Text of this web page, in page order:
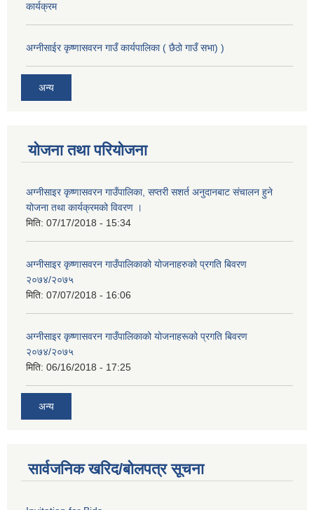
कार्यक्रम
अग्नीसाईर कृष्णासवरन गाउँ कार्यपालिका ( छैठो गाउँ सभा) )
अन्य
योजना तथा परियोजना
अग्नीसाइर कृष्णासवरन गाउँपालिका, सप्तरी सशर्त अनुदानबाट संचालन हुने
योजना तथा कार्यक्रमको विवरण ।
मिति: 07/17/2018 - 15:34
अग्नीसाइर कृष्णासवरन गाउँपालिकाको योजनाहरुको प्रगति बिवरण
२०७४/२०७५
मिति: 07/07/2018 - 16:06
अग्नीसाइर कृष्णासवरन गाउँपालिकाको योजनाहरूको प्रगति बिवरण
२०७४/२०७५
मिति: 06/16/2018 - 17:25
अन्य
सार्वजनिक खरिद/बोलपत्र सूचना